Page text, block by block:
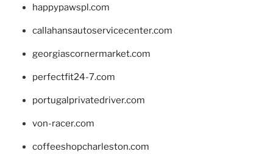
happypawspl.com
callahansautoservicecenter.com
georgiascornermarket.com
perfectfit24-7.com
portugalprivatedriver.com
von-racer.com
coffeeshopcharleston.com